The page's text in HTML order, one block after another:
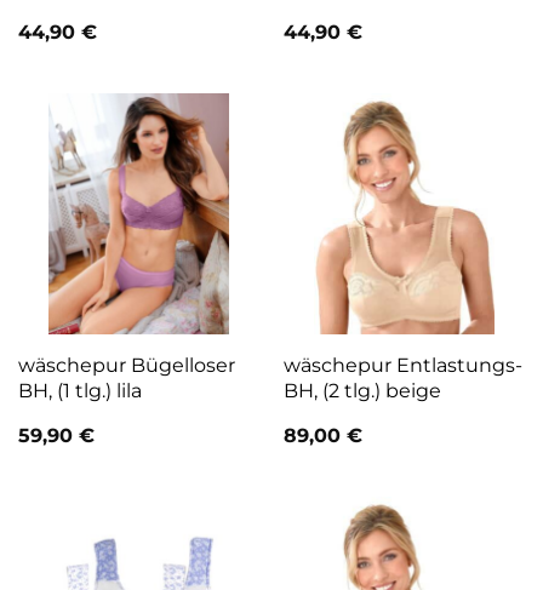
44,90 €
44,90 €
wäschepur Bügelloser
BH, (1 tlg.) lila
59,90 €
wäschepur Entlastungs-
BH, (2 tlg.) beige
89,00 €